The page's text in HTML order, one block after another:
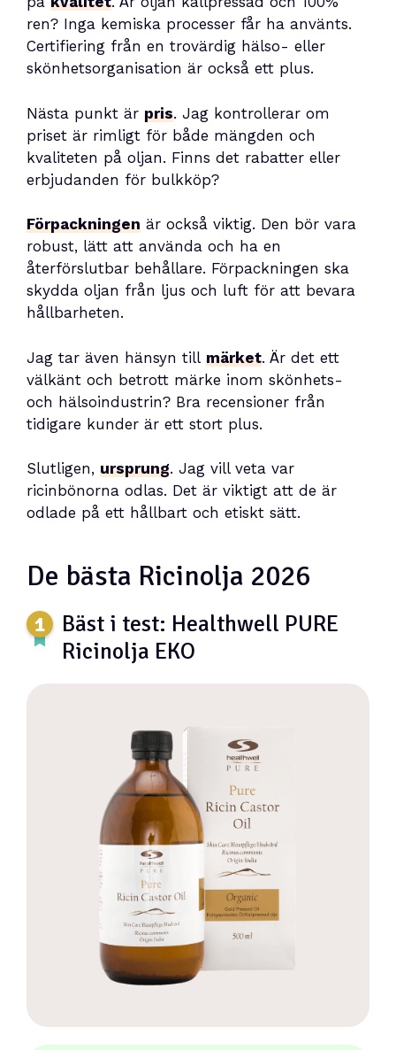
ren? Inga kemiska processer får ha använts.
Certifiering från en trovärdig hälso- eller
skönhetsorganisation är också ett plus.
Nästa punkt är pris. Jag kontrollerar om
priset är rimligt för både mängden och
kvaliteten på oljan. Finns det rabatter eller
erbjudanden för bulkköp?
Förpackningen är också viktig. Den bör vara
robust, lätt att använda och ha en
återförslutbar behållare. Förpackningen ska
skydda oljan från ljus och luft för att bevara
hållbarheten.
Jag tar även hänsyn till märket. Är det ett
välkänt och betrott märke inom skönhets-
och hälsoindustrin? Bra recensioner från
tidigare kunder är ett stort plus.
Slutligen, ursprung. Jag vill veta var
ricinbönorna odlas. Det är viktigt att de är
odlade på ett hållbart och etiskt sätt.
De bästa Ricinolja 2026
Bäst i test: Healthwell PURE
Ricinolja EKO